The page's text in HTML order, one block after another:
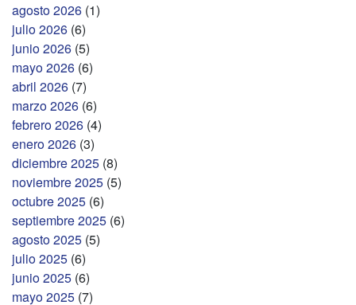
agosto 2026 (1)
julio 2026 (6)
junio 2026 (5)
mayo 2026 (6)
abril 2026 (7)
marzo 2026 (6)
febrero 2026 (4)
enero 2026 (3)
diciembre 2025 (8)
noviembre 2025 (5)
octubre 2025 (6)
septiembre 2025 (6)
agosto 2025 (5)
julio 2025 (6)
junio 2025 (6)
mayo 2025 (7)